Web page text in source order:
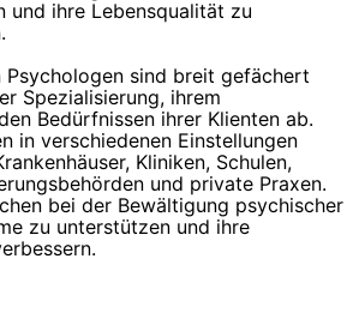
und ihre Lebensqualität zu
Psychologen sind breit gefächert
Spezialisierung, ihrem
Bedürfnissen ihrer Klienten ab.
in verschiedenen Einstellungen
Kliniken, Schulen,
und private Praxen.
bei der Bewältigung psychischer
zu unterstützen und ihre